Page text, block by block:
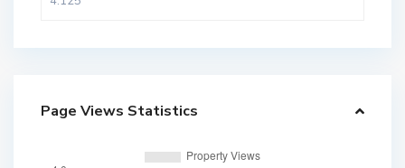
Page Views Statistics